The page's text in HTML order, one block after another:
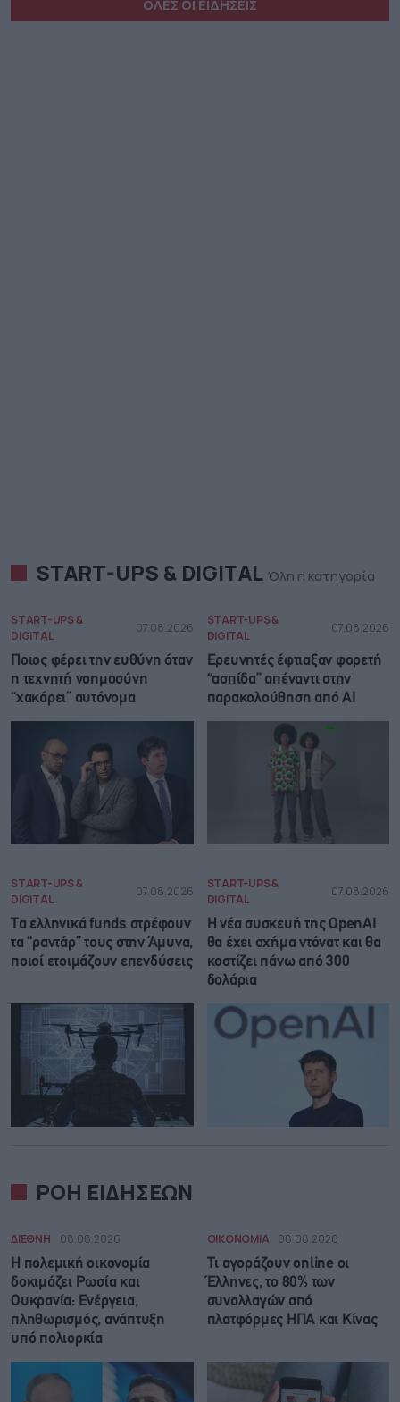
ΟΛΕΣ ΟΙ ΕΙΔΗΣΕΙΣ
START-UPS & DIGITAL Όλη η κατηγορία
START-UPS &
DIGITAL
07.08.2026
Ποιος φέρει την ευθύνη όταν
η τεχνητή νοημοσύνη
“χακάρει” αυτόνομα
START-UPS &
DIGITAL
07.08.2026
Ερευνητές έφτιαξαν φορετή
“ασπίδα” απέναντι στην
παρακολούθηση από AI
START-UPS &
DIGITAL
07.08.2026
Τα ελληνικά funds στρέφουν
τα “ραντάρ” τους στην Άμυνα,
ποιοί ετοιμάζουν επενδύσεις
START-UPS &
DIGITAL
07.08.2026
Η νέα συσκευή της OpenAI
θα έχει σχήμα ντόνατ και θα
κοστίζει πάνω από 300
δολάρια
ΡΟΗ ΕΙΔΗΣΕΩΝ
ΔΙΕΘΝΗ 08.08.2026
Η πολεμική οικονομία
δοκιμάζει Ρωσία και
Ουκρανία: Ενέργεια,
πληθωρισμός, ανάπτυξη
υπό πολιορκία
ΟΙΚΟΝΟΜΙΑ 08.08.2026
Τι αγοράζουν online οι
Έλληνες, το 80% των
συναλλαγών από
πλατφόρμες ΗΠΑ και Κίνας